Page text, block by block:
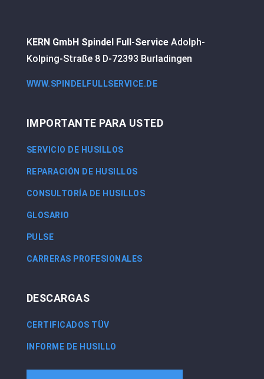
KERN GmbH Spindel Full-ServiceAdolph-
Kolping-Straße 8 D-72393 Burladingen
WWW.SPINDELFULLSERVICE.DE
IMPORTANTE PARA USTED
SERVICIO DE HUSILLOS
REPARACIÓN DE HUSILLOS
CONSULTORÍA DE HUSILLOS
GLOSARIO
PULSE
CARRERAS PROFESIONALES
DESCARGAS
CERTIFICADOS TÜV
INFORME DE HUSILLO